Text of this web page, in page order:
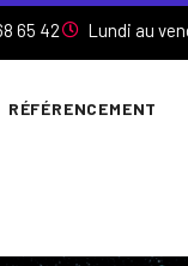
65 42 Lundi au
RÉFÉRENCEMENT